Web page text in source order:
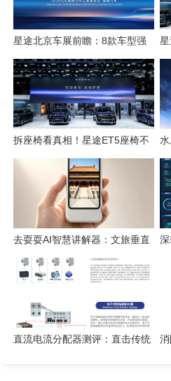
星途北京车展前瞻：8款车型强
势集结，开启3.0性能豪华探索
新姿态
拆座椅看真相！星途ET5座椅不
只是舒适，技术藏满诚意
去耍耍AI智慧讲解器：文旅垂直
赛道的芯片级实践
直流电流分配器测评：直击传统